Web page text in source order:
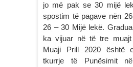
jo më pak se 30 mijë
spostim të pagave nën
26 – 30 Mijë lekë.
ka vijuar në të tre
Muaji Prill 2020 është
tkurrje të Punësimit